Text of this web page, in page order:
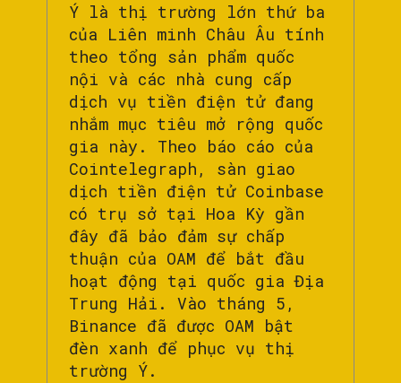
Ý là thị trường lớn thứ ba
của Liên minh Châu Âu tính
theo tổng sản phẩm quốc
nội và các nhà cung cấp
dịch vụ tiền điện tử đang
nhắm mục tiêu mở rộng quốc
gia này. Theo báo cáo của
Cointelegraph, sàn giao
dịch tiền điện tử Coinbase
có trụ sở tại Hoa Kỳ gần
đây đã bảo đảm sự chấp
thuận của OAM để bắt đầu
hoạt động tại quốc gia Địa
Trung Hải. Vào tháng 5,
Binance đã được OAM bật
đèn xanh để phục vụ thị
trường Ý.